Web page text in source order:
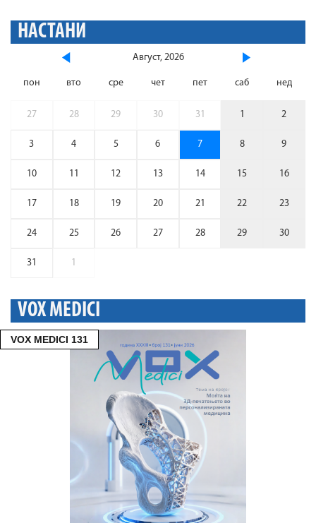
НАСТАНИ
Август, 2026
пон вто сре чет пет саб нед
27 28 29 30 31 1 2
3 4 5 6 7 8 9
10 11 12 13 14 15 16
17 18 19 20 21 22 23
24 25 26 27 28 29 30
31 1
VOX MEDICI
VOX MEDICI 131